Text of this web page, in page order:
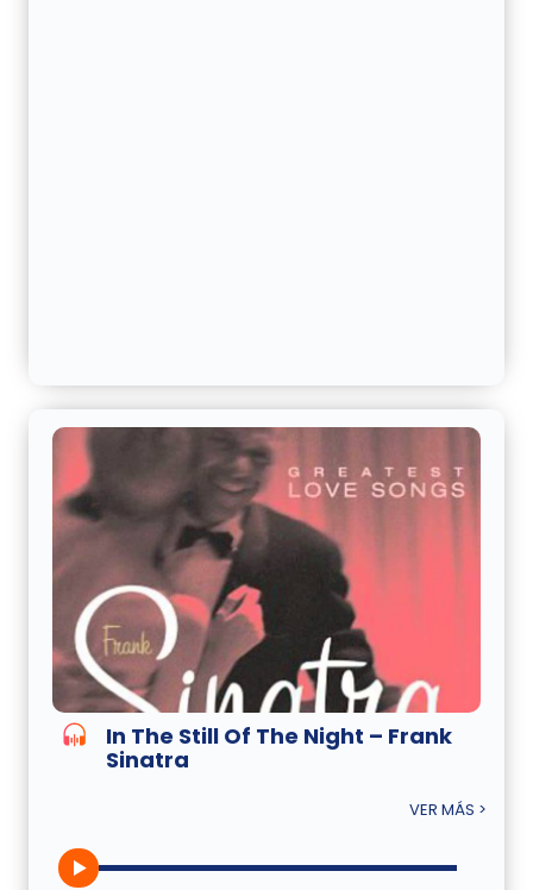
In The Still Of The Night – Frank
Sinatra
VER MÁS >